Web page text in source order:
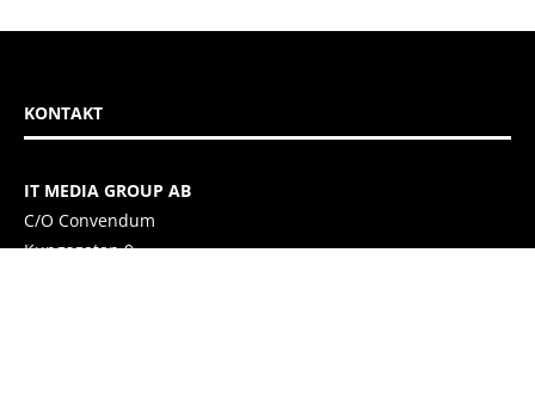
KONTAKT
IT MEDIA GROUP AB
C/O Convendum
Kungsgatan 9